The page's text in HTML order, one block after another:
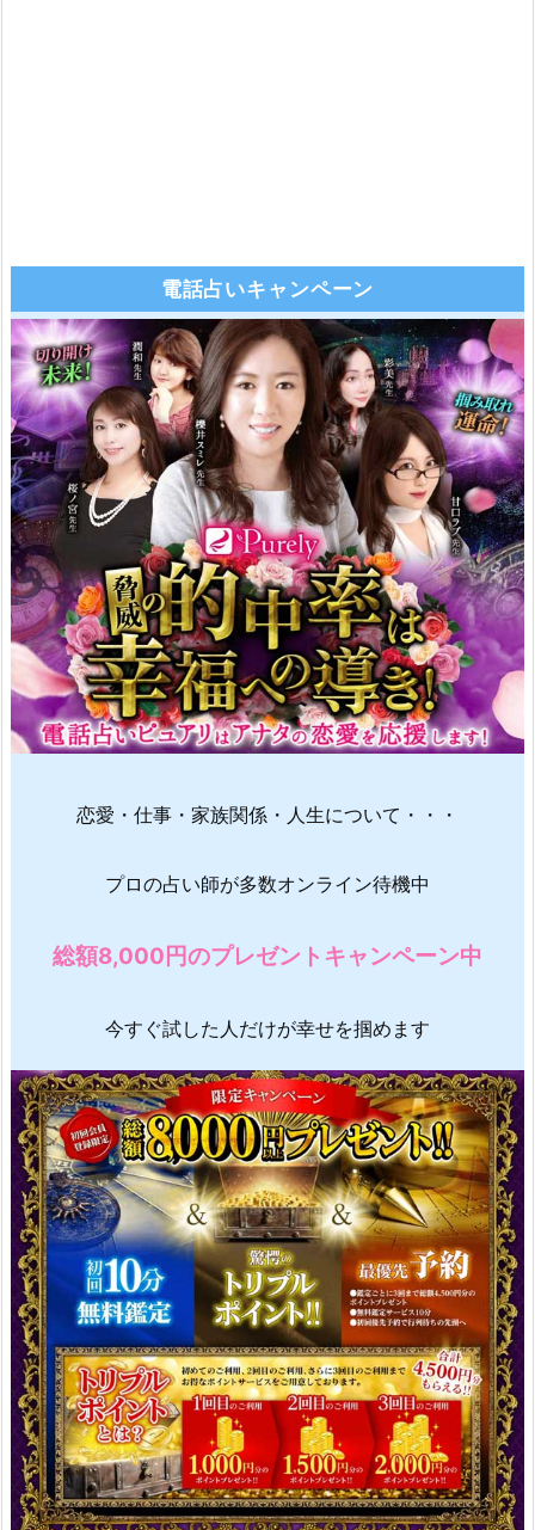
電話占いキャンペーン
恋愛・仕事・家族関係・人生について・・・
プロの占い師が多数オンライン待機中
総額8,000円のプレゼントキャンペーン中
今すぐ試した人だけが幸せを掴めます